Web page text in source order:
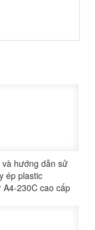
và hướng dẫn sử
ép plastic
A4-230C cao cấp